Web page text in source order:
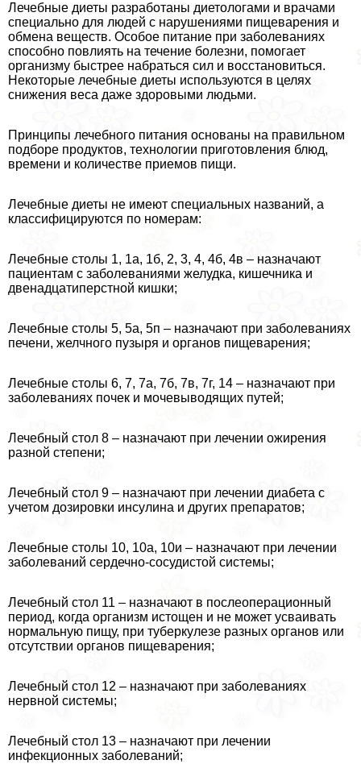
Лечебные диеты разработаны диетологами и врачами
специально для людей с нарушениями пищеварения и
обмена веществ. Особое питание при заболеваниях
способно повлиять на течение болезни, помогает
организму быстрее набраться сил и восстановиться.
Некоторые лечебные диеты используются в целях
снижения веса даже здоровыми людьми.
Принципы лечебного питания основаны на правильном
подборе продуктов, технологии приготовления блюд,
времени и количестве приемов пищи.
Лечебные диеты не имеют специальных названий, а
классифицируются по номерам:
Лечебные столы 1, 1а, 1б, 2, 3, 4, 4б, 4в – назначают
пациентам с заболеваниями желудка, кишечника и
двенадцатиперстной кишки;
Лечебные столы 5, 5а, 5п – назначают при заболеваниях
печени, желчного пузыря и органов пищеварения;
Лечебные столы 6, 7, 7а, 7б, 7в, 7г, 14 – назначают при
заболеваниях почек и мочевыводящих путей;
Лечебный стол 8 – назначают при лечении ожирения
разной степени;
Лечебный стол 9 – назначают при лечении диабета с
учетом дозировки инсулина и других препаратов;
Лечебные столы 10, 10а, 10и – назначают при лечении
заболеваний сердечно-сосудистой системы;
Лечебный стол 11 – назначают в послеоперационный
период, когда организм истощен и не может усваивать
нормальную пищу, при туберкулезе разных органов или
отсутствии органов пищеварения;
Лечебный стол 12 – назначают при заболеваниях
нервной системы;
Лечебный стол 13 – назначают при лечении
инфекционных заболеваний;